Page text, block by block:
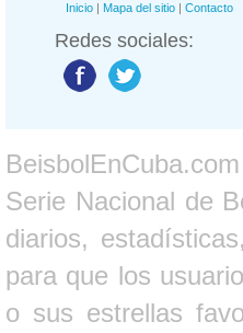
Inicio | Mapa del sitio | Contacto
Redes sociales:
Serie Nacional de
diarios,
para que los
o sus estrellas